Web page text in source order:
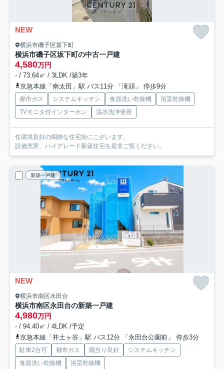
NEW
横浜市磯子区坂下町
横浜市磯子区坂下町の中古一戸建
4,580万円
- / 73.64㎡ / 3LDK /築3年
京急本線「南太田」駅 バス11分 「滝頭」 停歩9分
都市ガス システムキッチン 食器洗い乾燥機
浴室乾燥機
TVモニタ付インターホン
温水洗浄便座
住環境良好の閑静な住宅街にございます。
設備充実、ハイグレード新築住宅を是非ご覧ください。
新築一戸建
NEW
横浜市南区永田台
横浜市南区永田台の新築一戸建
4,980万円
- / 94.40㎡ / 4LDK /予定
京急本線「井土ヶ谷」駅 バス12分 「永田台公園前」 停歩3分
駐車2台可 都市ガス 陽当り良好
システムキッチン
食器洗い乾燥機
浴室乾燥機